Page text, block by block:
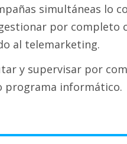
simultáneas lo
por completo
al telemarketing.
y supervisar por
programa informático.